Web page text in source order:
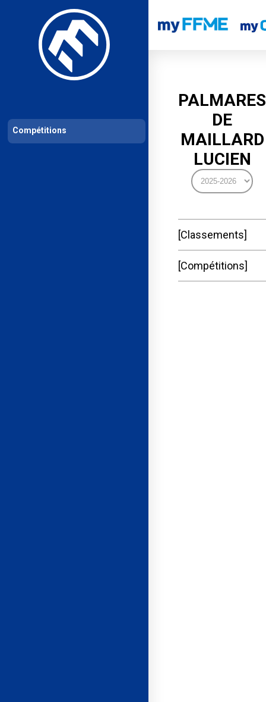
Les compétitions Calendrier de compétitions Classements
PALMARES
DE
MAILLARD
LUCIEN
Classements
Compétitions
Compétitions